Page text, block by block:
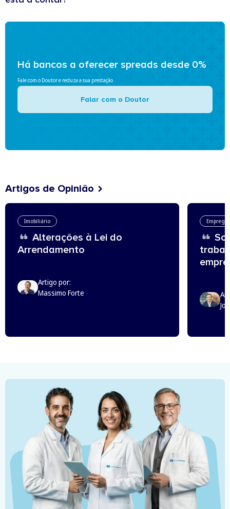
Há bancos a oferecer spreads desde 0%
Fale com o Doutor e reduza a sua prestação
Falar com o Doutor
Artigos de Opinião
Imobiliário
Alterações à Lei do
Arrendamento
Artigo por:
Massimo Forte
Emprego